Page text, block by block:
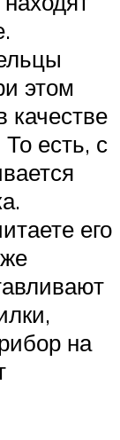
этом
качестве
есть, с
его
на